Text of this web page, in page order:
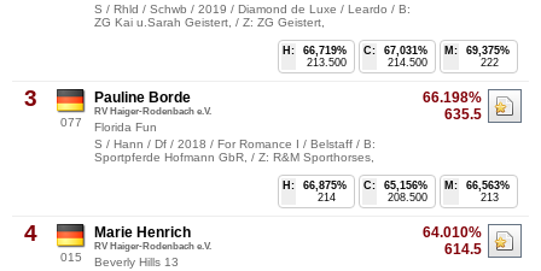
S / Rhld / Schwb / 2019 / Diamond de Luxe / Leardo / B:
ZG Kai u.Sarah Geistert, / Z: ZG Geistert,
M:
69,375%
222
C:
67,031%
214.500
H:
66,719%
213.500
3
077
66.198%
635.5
Pauline Borde
RV Haiger-Rodenbach e.V.
Florida Fun
S / Hann / Df / 2018 / For Romance I / Belstaff / B:
Sportpferde Hofmann GbR, / Z: R&M Sporthorses,
M:
66,563%
213
C:
65,156%
208.500
H:
66,875%
214
4
015
64.010%
614.5
Marie Henrich
RV Haiger-Rodenbach e.V.
Beverly Hills 13